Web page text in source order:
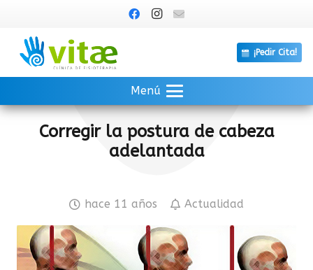
¡Pedir Cita!
Menú
Corregir la postura de cabeza
adelantada
hace 11 años Actualidad